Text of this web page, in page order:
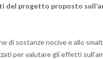
del pro­get­to pro­po­sto
di so­stan­ze no­ci­ve e allo
per va­lu­ta­re gli ef­fet­ti